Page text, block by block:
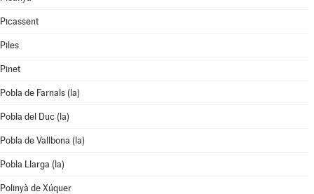
Picassent
Piles
Pinet
Pobla de Farnals (la)
Pobla del Duc (la)
Pobla de Vallbona (la)
Pobla Llarga (la)
Polinyà de Xúquer